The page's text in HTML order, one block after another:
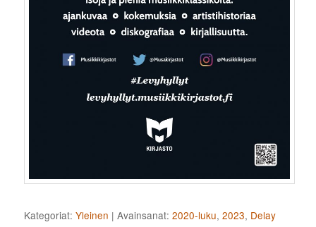
Kategoriat: Yleinen |Avainsanat: 2020-luku,2023, Delay